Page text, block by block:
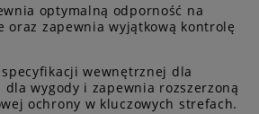
optymalną odporność na
oraz zapewnia wyjątkową kontrolę
specyfikacji wewnętrznej dla
wygody i zapewnia rozszerzoną
ochrony w kluczowych strefach.